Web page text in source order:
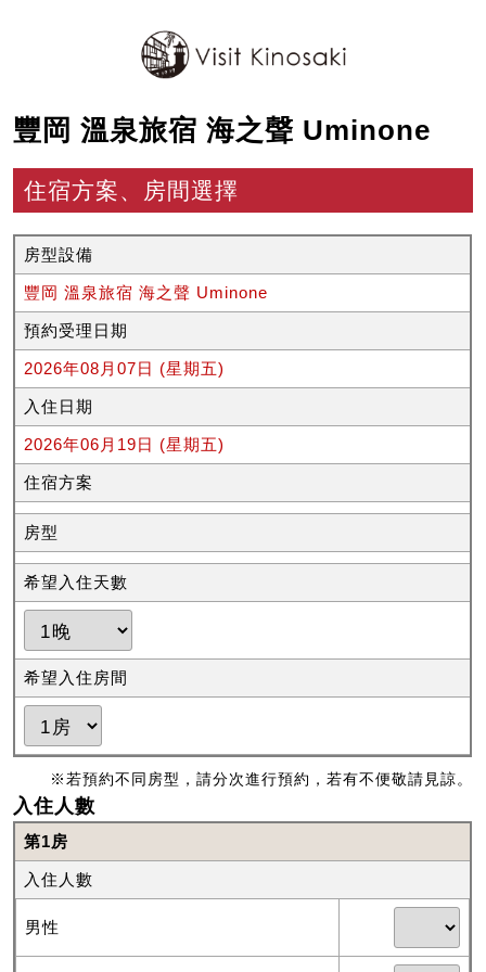
豐岡 溫泉旅宿 海之聲 Uminone
住宿方案、房間選擇
房型設備
豐岡 溫泉旅宿 海之聲 Uminone
預約受理日期
2026年08月07日 (星期五)
入住日期
2026年06月19日 (星期五)
住宿方案
房型
希望入住天數
希望入住房間
※若預約不同房型，請分次進行預約，若有不便敬請見諒。
入住人數
第1房
入住人數
男性